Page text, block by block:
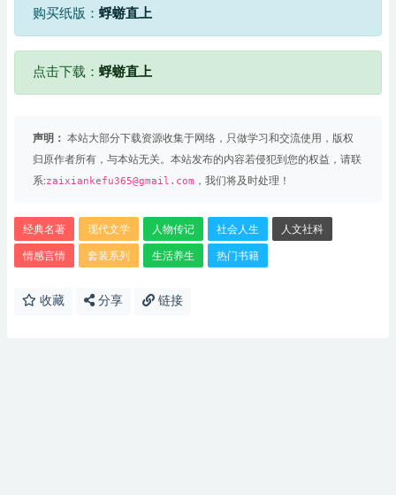
购买纸版： 蜉蝣直上
点击下载： 蜉蝣直上
声明： 本站大部分下载资源收集于网络，只做学习和交流使用，版权
归原作者所有，与本站无关。本站发布的内容若侵犯到您的权益，请联
系:zaixiankefu365@gmail.com ，我们将及时处理！
经典名著 现代文学 人物传记 社会人生 人文社科
情感言情 套装系列 生活养生 热门书籍
收藏 分享 链接